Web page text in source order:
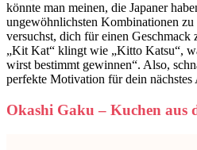
könnte man meinen, die Japaner
ungewöhnlichsten Kombinationen
versuchst, dich für einen Geschmack
„Kit Kat“ klingt wie „Kitto Katsu“,
wirst bestimmt gewinnen“. Also,
perfekte Motivation für dein nächstes
Okashi Gaku – Kuchen aus